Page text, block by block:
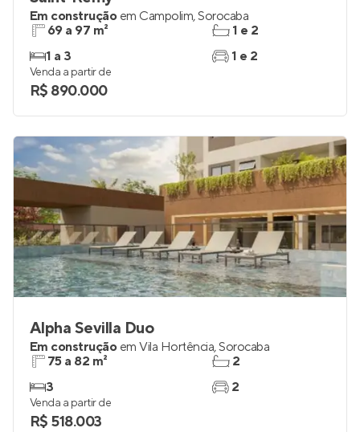
Em construção em Campolim,Sorocaba
69 a 97 m²
1 a 3
1 e 2
1 e 2
Venda a partir de
R$ 890.000
Alpha Sevilla Duo
Em construção em Vila Hortência,Sorocaba
75 a 82 m²
3
2
2
Venda a partir de
R$ 518.003